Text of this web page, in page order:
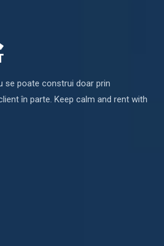
se poate construi doar prin
în parte. Keep calm and rent with